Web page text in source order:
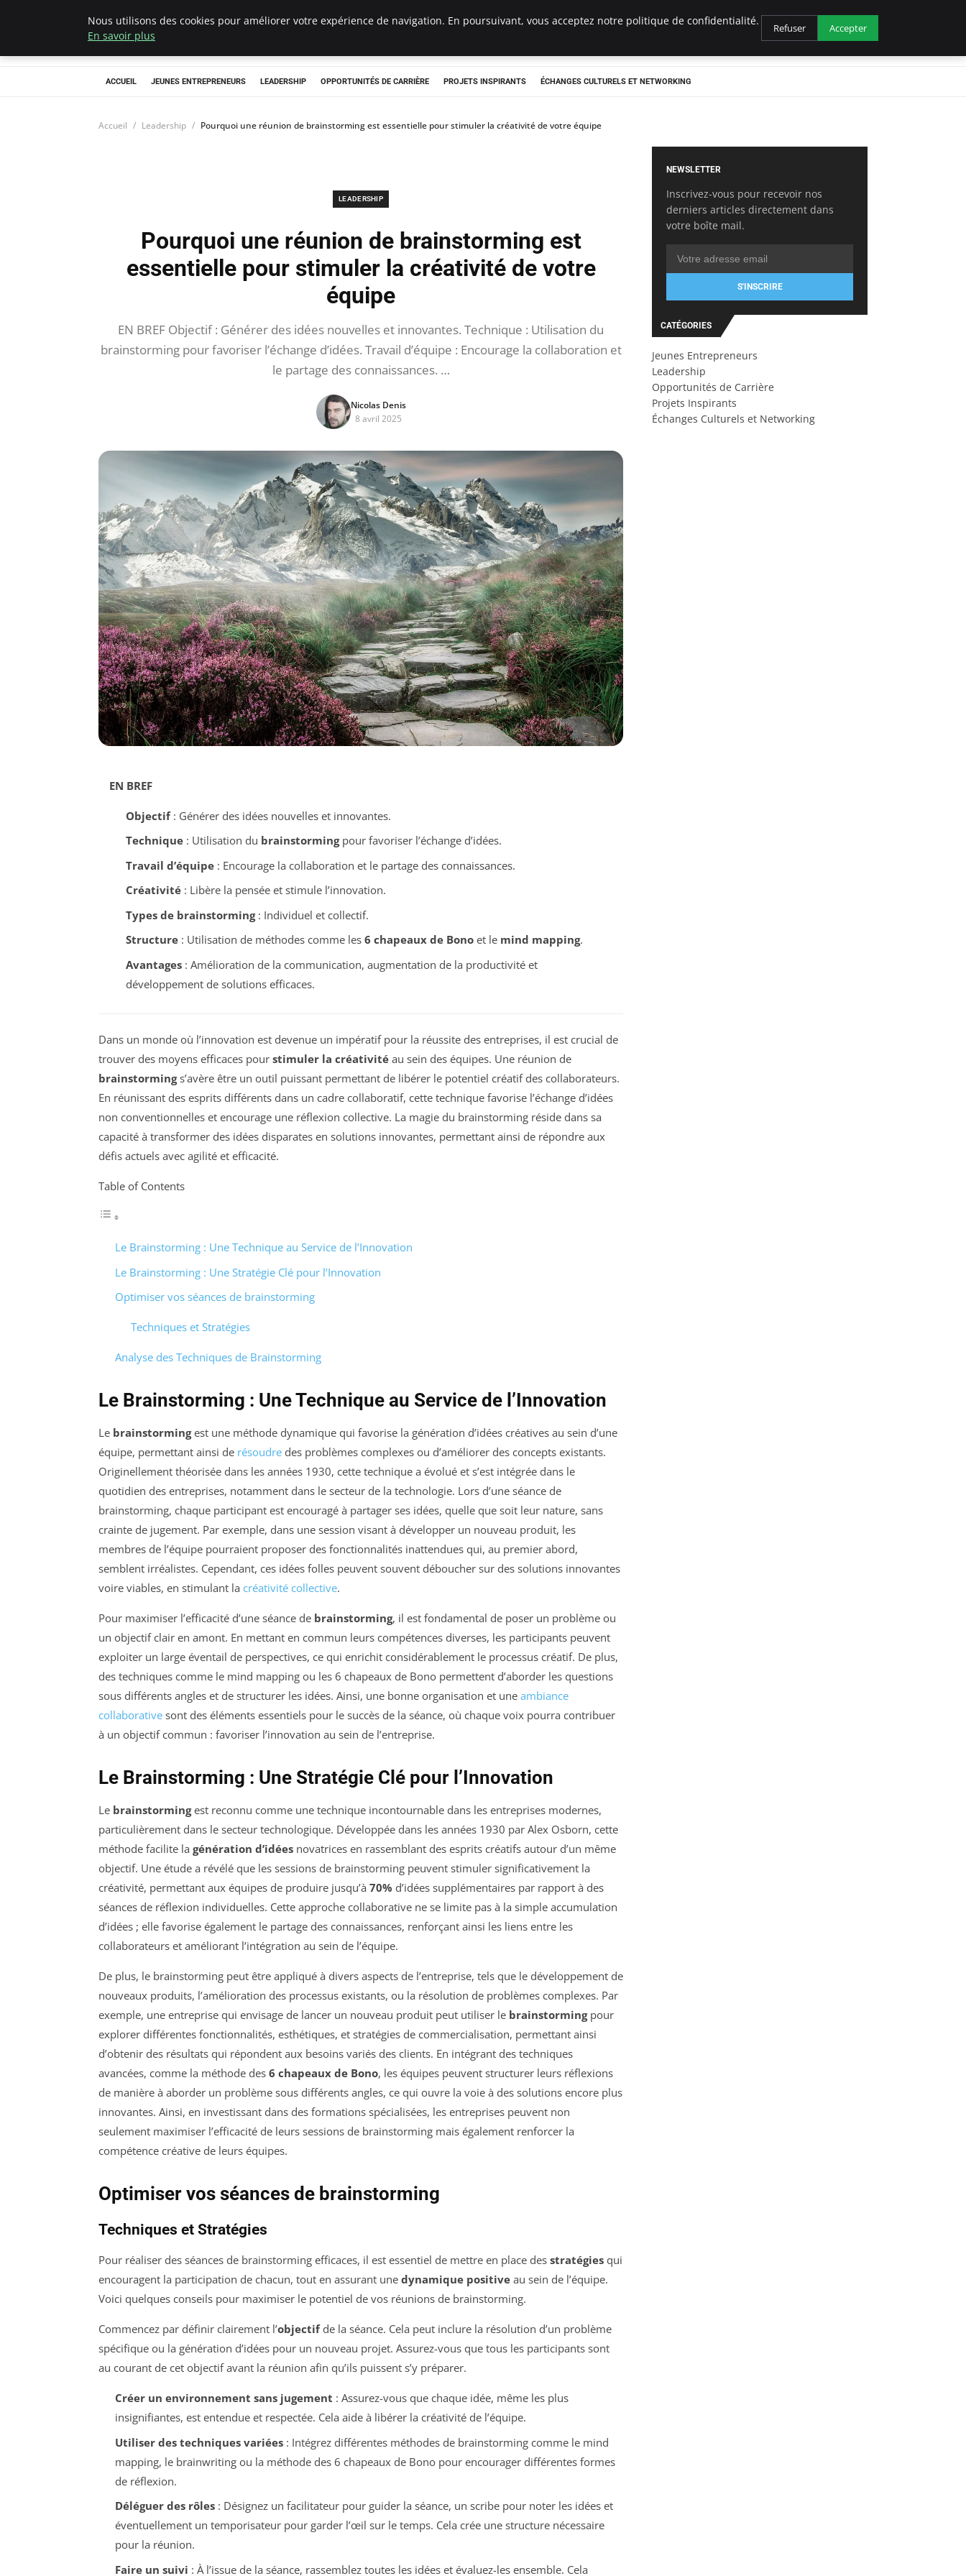
AIESEC France
ACCUEIL JEUNES ENTREPRENEURS LEADERSHIP OPPORTUNITÉS DE CARRIÈRE PROJETS INSPIRANTS ÉCHANGES CULTURELS ET NETWORKING
Accueil Leadership Pourquoi une réunion de brainstorming est essentielle pour stimuler la créativité de votre équipe
LEADERSHIP
Pourquoi une réunion de brainstorming est
essentielle pour stimuler la créativité de votre
équipe
EN BREF Objectif : Générer des idées nouvelles et innovantes. Technique : Utilisation du
brainstorming pour favoriser l’échange d’idées. Travail d’équipe : Encourage la collaboration et
le partage des connaissances. …
Nicolas Denis
8 avril 2025
EN BREF
Objectif: Générer des idées nouvelles et innovantes.
Technique: Utilisation du brainstormingpour favoriser l’échange d’idées.
Travail d’équipe: Encourage la collaboration et le partage des connaissances.
Créativité: Libère la pensée et stimule l’innovation.
Types de brainstorming: Individuel et collectif.
Structure: Utilisation de méthodes comme les 6 chapeaux de Bonoet le mind mapping.
Avantages: Amélioration de la communication, augmentation de la productivité et
développement de solutions efficaces.
Dans un monde où l’innovation est devenue un impératif pour la réussite des entreprises, il est crucial de
trouver des moyens efficaces pour stimuler la créativité au sein des équipes. Une réunion de
brainstormings’avère être un outil puissant permettant de libérer le potentiel créatif des collaborateurs.
En réunissant des esprits différents dans un cadre collaboratif, cette technique favorise l’échange d’idées
non conventionnelles et encourage une réflexion collective. La magie du brainstorming réside dans sa
capacité à transformer des idées disparates en solutions innovantes, permettant ainsi de répondre aux
défis actuels avec agilité et efficacité.
Table of Contents
Le Brainstorming : Une Technique au Service de l’Innovation
Le Brainstorming : Une Stratégie Clé pour l’Innovation
Optimiser vos séances de brainstorming
Techniques et Stratégies
Analyse des Techniques de Brainstorming
Le Brainstorming : Une Technique au Service de l’Innovation
Le brainstormingest une méthode dynamique qui favorise la génération d’idées créatives au sein d’une
équipe, permettant ainsi de résoudre des problèmes complexes ou d’améliorer des concepts existants.
Originellement théorisée dans les années 1930, cette technique a évolué et s’est intégrée dans le
quotidien des entreprises, notamment dans le secteur de la technologie. Lors d’une séance de
brainstorming, chaque participant est encouragé à partager ses idées, quelle que soit leur nature, sans
crainte de jugement. Par exemple, dans une session visant à développer un nouveau produit, les
membres de l’équipe pourraient proposer des fonctionnalités inattendues qui, au premier abord,
semblent irréalistes. Cependant, ces idées folles peuvent souvent déboucher sur des solutions innovantes
voire viables, en stimulant la créativité collective.
Pour maximiser l’efficacité d’une séance de brainstorming, il est fondamental de poser un problème ou
un objectif clair en amont. En mettant en commun leurs compétences diverses, les participants peuvent
exploiter un large éventail de perspectives, ce qui enrichit considérablement le processus créatif. De plus,
des techniques comme le mind mapping ou les 6 chapeaux de Bono permettent d’aborder les questions
sous différents angles et de structurer les idées. Ainsi, une bonne organisation et une ambiance
collaborative sont des éléments essentiels pour le succès de la séance, où chaque voix pourra contribuer
à un objectif commun : favoriser l’innovation au sein de l’entreprise.
Le Brainstorming : Une Stratégie Clé pour l’Innovation
Le brainstormingest reconnu comme une technique incontournable dans les entreprises modernes,
particulièrement dans le secteur technologique. Développée dans les années 1930 par Alex Osborn, cette
méthode facilite la génération d’idées novatrices en rassemblant des esprits créatifs autour d’un même
objectif. Une étude a révélé que les sessions de brainstorming peuvent stimuler significativement la
créativité, permettant aux équipes de produire jusqu’à 70% d’idées supplémentaires par rapport à des
séances de réflexion individuelles. Cette approche collaborative ne se limite pas à la simple accumulation
d’idées ; elle favorise également le partage des connaissances, renforçant ainsi les liens entre les
collaborateurs et améliorant l’intégration au sein de l’équipe.
De plus, le brainstorming peut être appliqué à divers aspects de l’entreprise, tels que le développement de
nouveaux produits, l’amélioration des processus existants, ou la résolution de problèmes complexes. Par
exemple, une entreprise qui envisage de lancer un nouveau produit peut utiliser le brainstormingpour
explorer différentes fonctionnalités, esthétiques, et stratégies de commercialisation, permettant ainsi
d’obtenir des résultats qui répondent aux besoins variés des clients. En intégrant des techniques
avancées, comme la méthode des 6 chapeaux de Bono, les équipes peuvent structurer leurs réflexions
de manière à aborder un problème sous différents angles, ce qui ouvre la voie à des solutions encore plus
innovantes. Ainsi, en investissant dans des formations spécialisées, les entreprises peuvent non
seulement maximiser l’efficacité de leurs sessions de brainstorming mais également renforcer la
compétence créative de leurs équipes.
Optimiser vos séances de brainstorming
Techniques et Stratégies
Pour réaliser des séances de brainstorming efficaces, il est essentiel de mettre en place des stratégies qui
encouragent la participation de chacun, tout en assurant une dynamique positive au sein de l’équipe.
Voici quelques conseils pour maximiser le potentiel de vos réunions de brainstorming.
Commencez par définir clairement l’objectifde la séance. Cela peut inclure la résolution d’un problème
spécifique ou la génération d’idées pour un nouveau projet. Assurez-vous que tous les participants sont
au courant de cet objectif avant la réunion afin qu’ils puissent s’y préparer.
Créer un environnement sans jugement : Assurez-vous que chaque idée, même les plus
insignifiantes, est entendue et respectée. Cela aide à libérer la créativité de l’équipe.
Utiliser des techniques variées: Intégrez différentes méthodes de brainstorming comme le mind
mapping, le brainwriting ou la méthode des 6 chapeaux de Bono pour encourager différentes formes
de réflexion.
Déléguer des rôles: Désignez un facilitateur pour guider la séance, un scribe pour noter les idées et
éventuellement un temporisateur pour garder l’œil sur le temps. Cela crée une structure nécessaire
pour la réunion.
Faire un suivi : À l’issue de la séance, rassemblez toutes les idées et évaluez-les ensemble. Cela
NEWSLETTER
Inscrivez-vous pour recevoir nos
derniers articles directement dans
votre boîte mail.
S'INSCRIRE
CATÉGORIES
Jeunes Entrepreneurs
Leadership
Opportunités de Carrière
Projets Inspirants
Échanges Culturels et Networking
Nous utilisons des cookies pour améliorer votre expérience de navigation. En poursuivant, vous acceptez notre politique de confidentialité.
En savoir plus
Refuser Accepter